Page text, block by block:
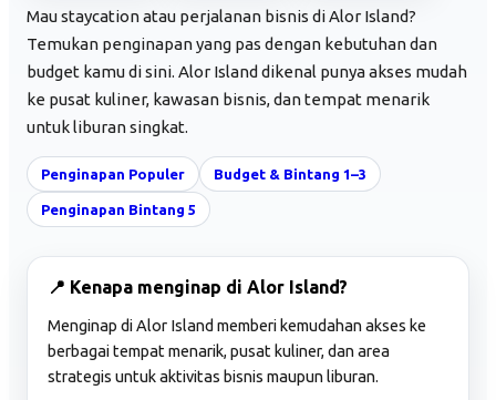
Mau staycation atau perjalanan bisnis di Alor Island?
Temukan penginapan yang pas dengan kebutuhan dan
budget kamu di sini. Alor Island dikenal punya akses mudah
ke pusat kuliner, kawasan bisnis, dan tempat menarik
untuk liburan singkat.
Penginapan Populer Budget & Bintang 1–3
Penginapan Bintang 5
📍 Kenapa menginap di Alor Island?
Menginap di Alor Island memberi kemudahan akses ke
berbagai tempat menarik, pusat kuliner, dan area
strategis untuk aktivitas bisnis maupun liburan.